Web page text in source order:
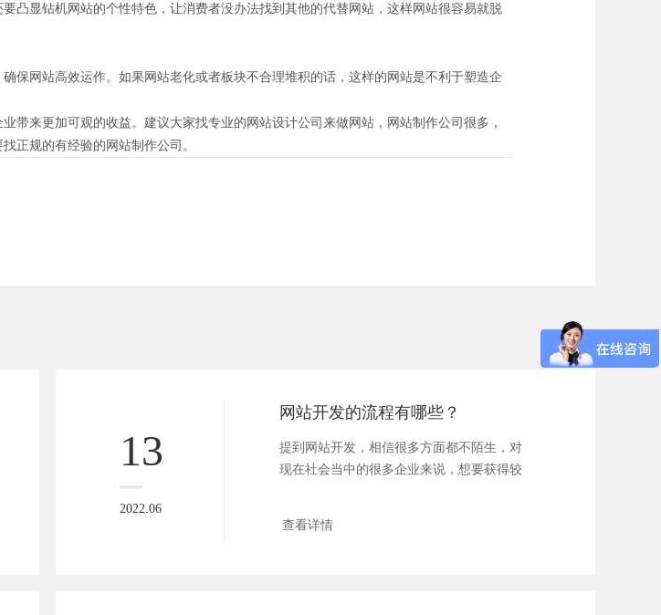
凸显钻机网站的个性特色，让消费者没办法找到其他的代替网站，这样网站很容易就脱
保网站高效运作。如果网站老化或者板块不合理堆积的话，这样的网站是不利于塑造企
带来更加可观的收益。建议大家找专业的网站设计公司来做网站，网站制作公司很多，
正规的有经验的网站制作公司。
13
2022.06
网站开发的流程有哪些？
提到网站开发，相信很多方面都不陌生，对
现在社会当中的很多企业来说，想要获得较
查看详情